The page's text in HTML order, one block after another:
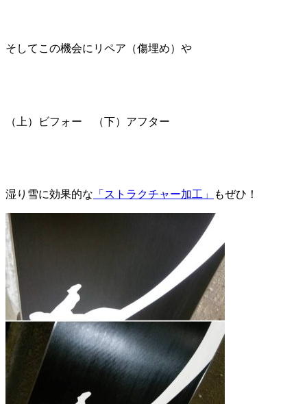
そしてこの機会にリペア（傷埋め）や
（上）ビフォー （下）アフター
湿り雪に効果的な 「ストラクチャー加工」 もぜひ！